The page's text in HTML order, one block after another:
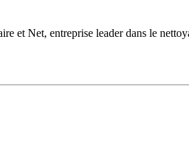
et Net, entreprise leader dans le